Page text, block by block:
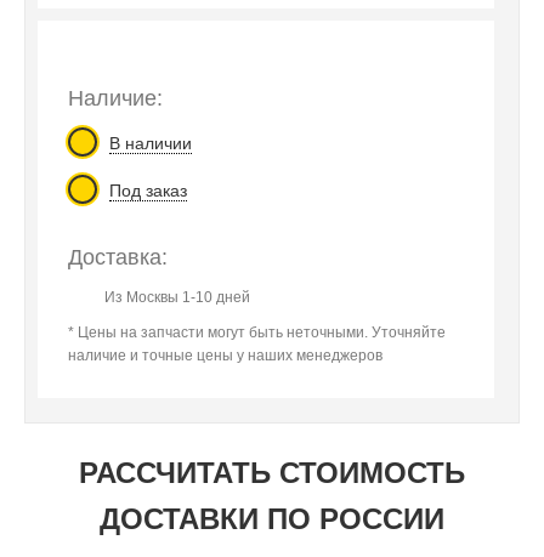
Наличие:
В наличии
Под заказ
Доставка:
Из Москвы 1-10 дней
* Цены на запчасти могут быть неточными. Уточняйте
наличие и точные цены у наших менеджеров
РАССЧИТАТЬ СТОИМОСТЬ
ДОСТАВКИ ПО РОССИИ